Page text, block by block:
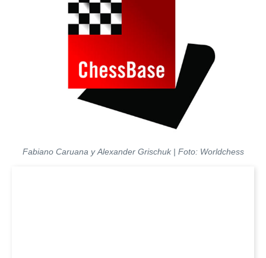
Fabiano Caruana y Alexander Grischuk | Foto: Worldchess